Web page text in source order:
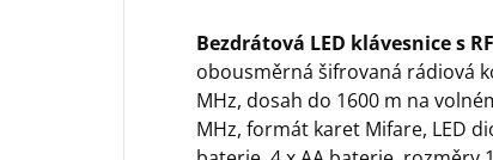
Bezdrátová LED klávesnice s
obousměrná šifrovaná rádiová
MHz, dosah do 1600 m na
MHz, formát karet Mifare, LED